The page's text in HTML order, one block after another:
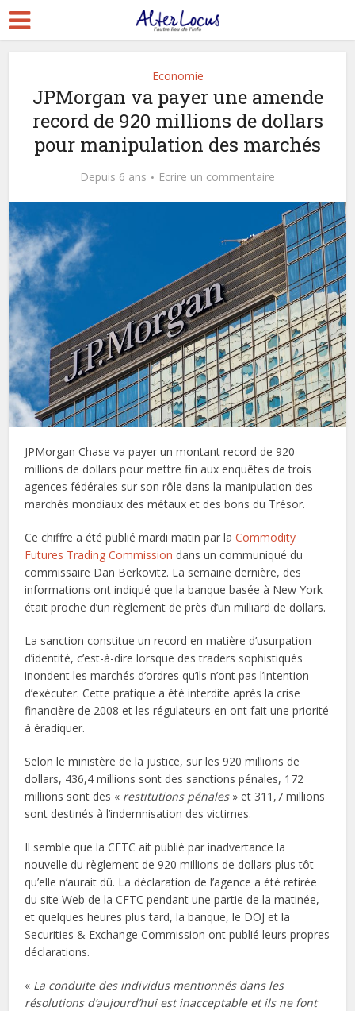
Economie
JPMorgan va payer une amende
record de 920 millions de dollars
pour manipulation des marchés
Depuis 6 ans Ecrire un commentaire
JPMorgan Chase va payer un montant record de 920
millions de dollars pour mettre fin aux enquêtes de trois
agences fédérales sur son rôle dans la manipulation des
marchés mondiaux des métaux et des bons du Trésor.
Ce chiffre a été publié mardi matin par laCommodity
Futures Trading Commission dans un communiqué du
commissaire Dan Berkovitz. La semaine dernière, des
informations ont indiqué que la banque basée à New York
était proche d’un règlement de près d’un milliard de dollars.
La sanction constitue un record en matière d’usurpation
d’identité, c’est-à-dire lorsque des traders sophistiqués
inondent les marchés d’ordres qu’ils n’ont pas l’intention
d’exécuter. Cette pratique a été interdite après la crise
financière de 2008 et les régulateurs en ont fait une priorité
à éradiquer.
Selon le ministère de la justice, sur les 920 millions de
dollars, 436,4 millions sont des sanctions pénales, 172
millions sont des « restitutions pénales» et 311,7 millions
sont destinés à l’indemnisation des victimes.
Il semble que la CFTC ait publié par inadvertance la
nouvelle du règlement de 920 millions de dollars plus tôt
qu’elle n’aurait dû. La déclaration de l’agence a été retirée
du site Web de la CFTC pendant une partie de la matinée,
et quelques heures plus tard, la banque, le DOJ et la
Securities & Exchange Commission ont publié leurs propres
déclarations.
« La conduite des individus mentionnés dans les
résolutions d’aujourd’hui est inacceptable et ils ne font